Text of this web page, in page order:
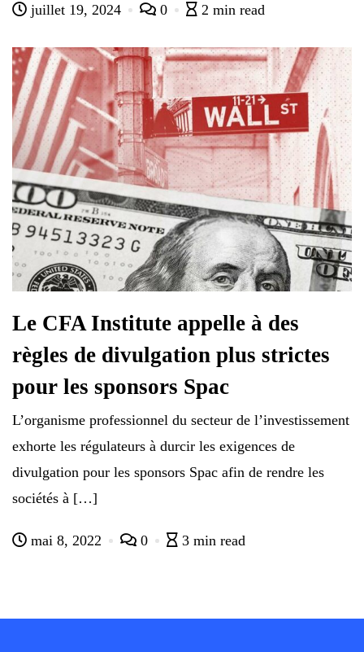
juillet 19, 2024 0 2 min read
Le CFA Institute appelle à des
règles de divulgation plus strictes
pour les sponsors Spac
L’organisme professionnel du secteur de l’investissement
exhorte les régulateurs à durcir les exigences de
divulgation pour les sponsors Spac afin de rendre les
sociétés à […]
mai 8, 2022 0 3 min read